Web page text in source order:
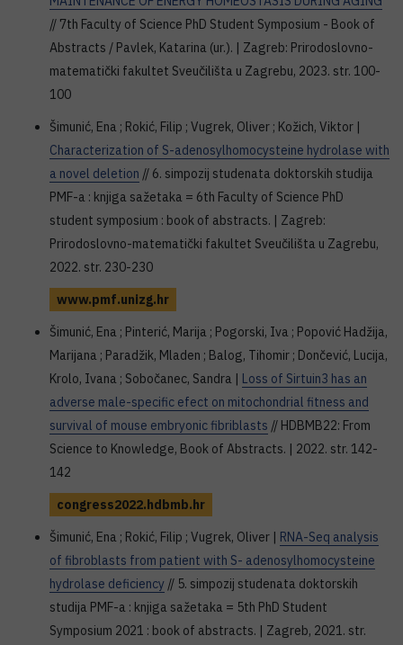
// 7th Faculty of Science PhD Student Symposium - Book of
Abstracts / Pavlek, Katarina (ur.). | Zagreb: Prirodoslovno-
matematički fakultet Sveučilišta u Zagrebu, 2023. str. 100-
100
Šimunić, Ena ; Rokić, Filip ; Vugrek, Oliver ; Kožich, Viktor |
Characterization of S-adenosylhomocysteine hydrolase with
a novel deletion // 6. simpozij studenata doktorskih studija
PMF-a : knjiga sažetaka = 6th Faculty of Science PhD
student symposium : book of abstracts. | Zagreb:
Prirodoslovno-matematički fakultet Sveučilišta u Zagrebu,
2022. str. 230-230
www.pmf.unizg.hr
Šimunić, Ena ; Pinterić, Marija ; Pogorski, Iva ; Popović Hadžija,
Marijana ; Paradžik, Mladen ; Balog, Tihomir ; Dončević, Lucija,
Krolo, Ivana ; Sobočanec, Sandra | Loss of Sirtuin3 has an
adverse male-specific efect on mitochondrial fitness and
survival of mouse embryonic fibriblasts // HDBMB22: From
Science to Knowledge, Book of Abstracts. | 2022. str. 142-
142
congress2022.hdbmb.hr
Šimunić, Ena ; Rokić, Filip ; Vugrek, Oliver | RNA-Seq analysis
of fibroblasts from patient with S- adenosylhomocysteine
hydrolase deficiency // 5. simpozij studenata doktorskih
studija PMF-a : knjiga sažetaka = 5th PhD Student
Symposium 2021 : book of abstracts. | Zagreb, 2021. str.